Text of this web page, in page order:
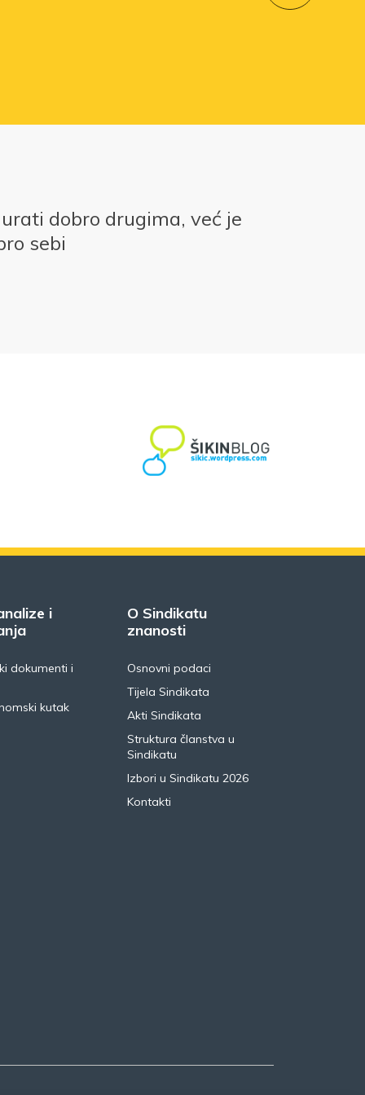
dobro drugima, već je
sebi
i
dokumenti i
kutak
O Sindikatu
znanosti
Osnovni podaci
Tijela Sindikata
Akti Sindikata
Struktura članstva u
Sindikatu
Izbori u Sindikatu 2026
Kontakti